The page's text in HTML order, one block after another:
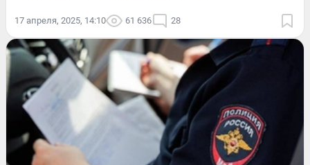
17 апреля, 2025, 14:10 61 636 28